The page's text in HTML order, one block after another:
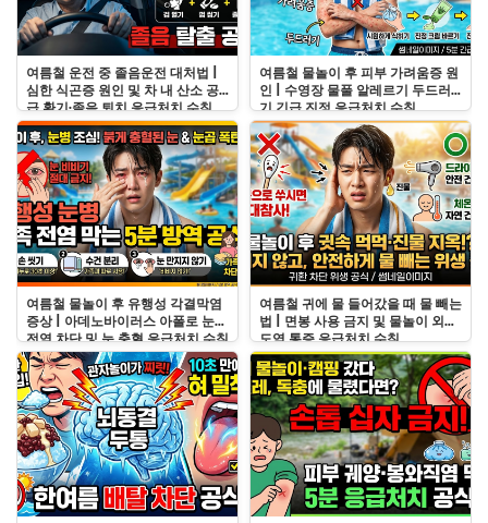
여름철 운전 중 졸음운전 대처법 |
심한 식곤증 원인 및 차 내 산소 공
급 환기·졸음 퇴치 응급처치 수칙
여름철 물놀이 후 피부 가려움증 원
인 | 수영장 물풀 알레르기 두드러
기 긴급 진정 응급처치 수칙
여름철 물놀이 후 유행성 각결막염
증상 | 아데노바이러스 아폴로 눈병
전염 차단 및 눈 충혈 응급처치 수칙
여름철 귀에 물 들어갔을 때 물 빼는
법 | 면봉 사용 금지 및 물놀이 외이
도염 통증 응급처치 수칙